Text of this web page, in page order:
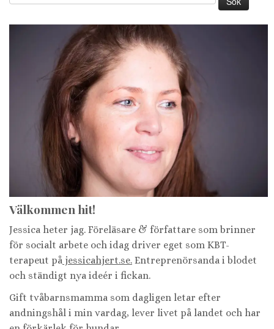
Välkommen hit!
Jessica heter jag. Föreläsare & författare som brinner
för socialt arbete och idag driver eget som KBT-
terapeut på jessicahjert.se. Entreprenörsanda i blodet
och ständigt nya ideér i fickan.
Gift tvåbarnsmamma som dagligen letar efter
andningshål i min vardag, lever livet på landet och har